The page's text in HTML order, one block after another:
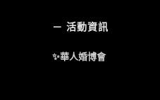
－ 活動資訊
✨華人婚博會